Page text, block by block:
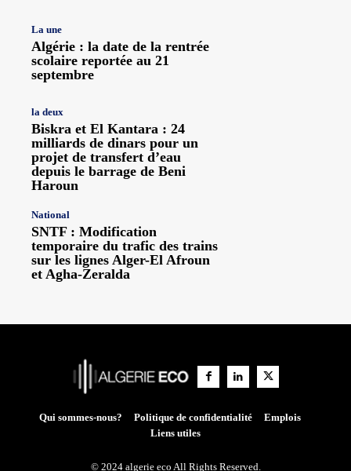
La une
Algérie : la date de la rentrée
scolaire reportée au 21
septembre
la deux
Biskra et El Kantara : 24
milliards de dinars pour un
projet de transfert d’eau
depuis le barrage de Beni
Haroun
National
SNTF : Modification
temporaire du trafic des trains
sur les lignes Alger-El Afroun
et Agha-Zeralda
Qui sommes-nous? Politique de confidentialité
Emplois
Liens utiles
© 2024 algerie eco All Rights Reserved.